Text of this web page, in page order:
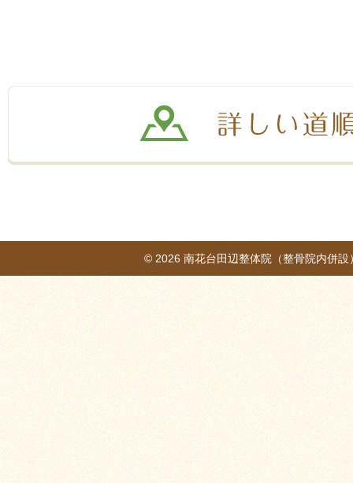
© 2026 南花台田辺整体院（整骨院内併設